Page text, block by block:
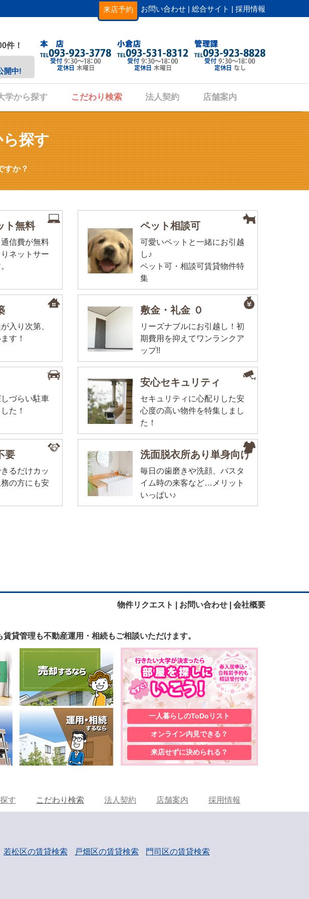
来店予約 お問い合わせ | 総合サイト | 採用情報
件！
開中!
学から探す こだわり検索 法人契約 店舗案内
探す
すか？
ト無料
信費が無料
ネットサー
ペット相談可
可愛いペットと一緒にお引越
し♪
ペット可・相談可賃貸物件特
集
入り次第、
す！
敷金・礼金 ０
リーズナブルにお引越し！初
期費用を抑えてワンランクア
ップ!!
づらい駐車
た！
安心セキュリティ
セキュリティに心配りした安
心度の高い物件を特集しまし
た！
要
るだけカッ
務の方にも安
洗面脱衣所あり単身向け
毎日の歯磨きや洗顔、バスタ
イム時の来客など…メリット
いっぱい♪
物件リクエスト | お問い合わせ | 会社概要
賃貸管理も不動産運用・相続も ご相談いただけます。
一人暮らしのToDoリスト
オンライン内見できる？
来店せずに決められる？
す こだわり検索 法人契約 店舗案内 採用情報
若松区の賃貸検索 戸畑区の賃貸検索
門司区の賃貸検索